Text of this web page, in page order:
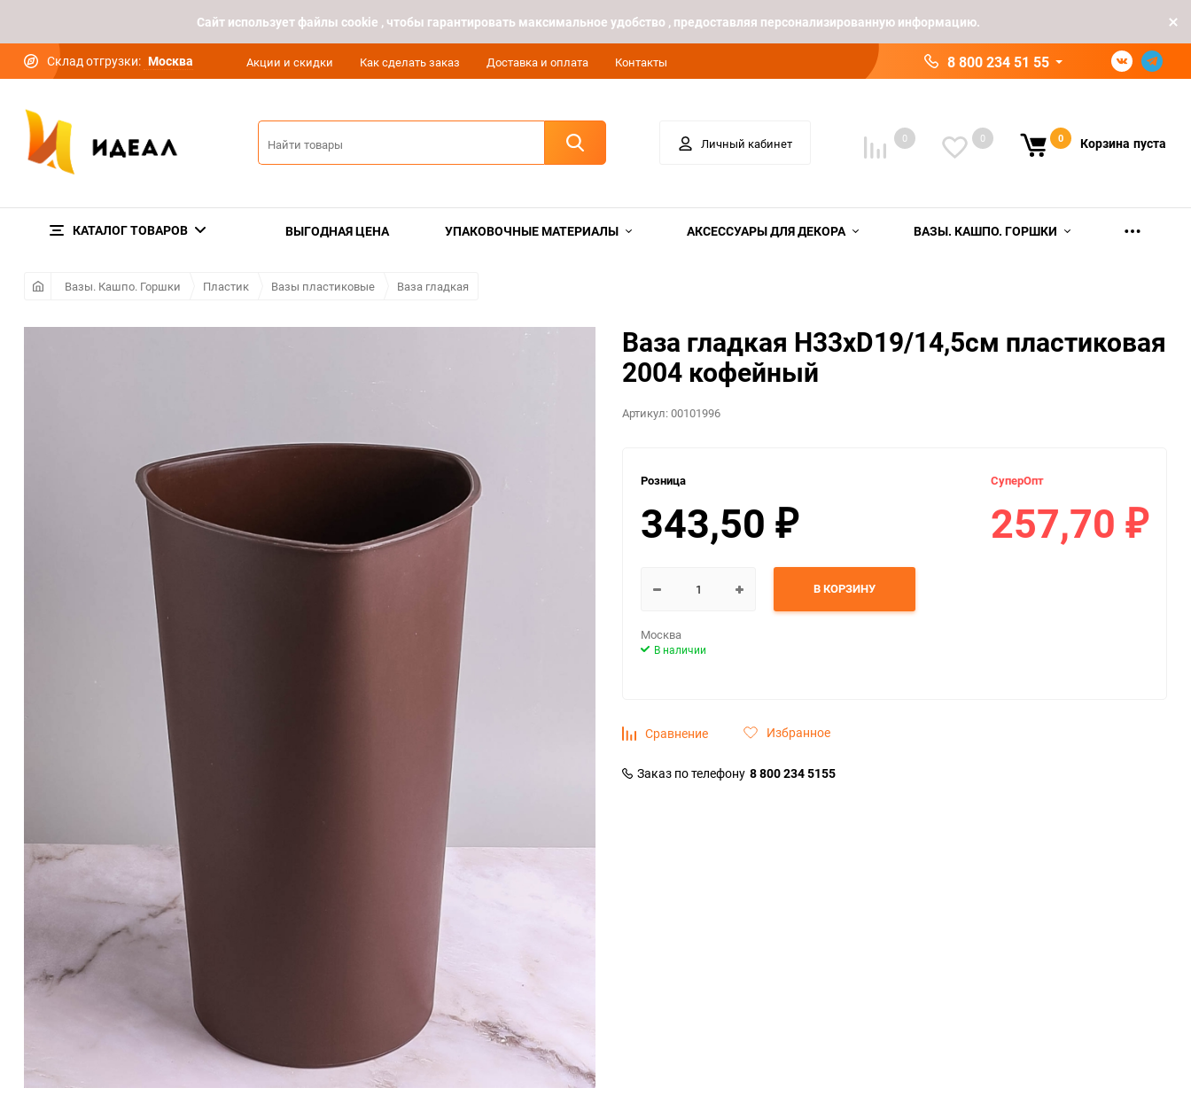
Cайт использует файлы cookie , чтобы гарантировать максимальное удобство , предоставляя персонализированную информацию.
Склад отгрузки: Москва Акции и скидки Как сделать заказ Доставка и оплата Контакты 8 800 234 51 55
Личный кабинет 0 0 0 Корзина пуста
КАТАЛОГ ТОВАРОВ ВЫГОДНАЯ ЦЕНА УПАКОВОЧНЫЕ МАТЕРИАЛЫ АКСЕССУАРЫ ДЛЯ ДЕКОРА ВАЗЫ. КАШПО. ГОРШКИ
Вазы. Кашпо. Горшки Пластик Вазы пластиковые Ваза гладкая
Ваза гладкая H33хD19/14,5см пластиковая
2004 кофейный
Артикул:00101996
Розница
343,50 ₽
СуперОпт
257,70 ₽
В КОРЗИНУ
Москва
В наличии
Сравнение Избранное
Заказ по телефону 8 800 234 5155